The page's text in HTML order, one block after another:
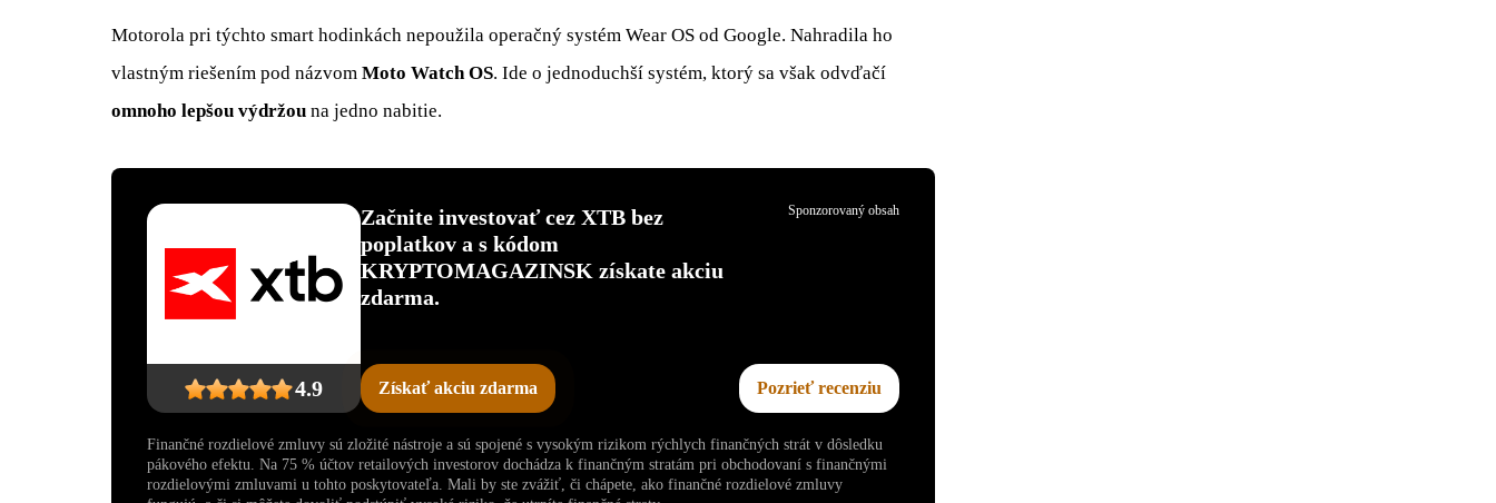
Motorola pri týchto smart hodinkách nepoužila operačný systém Wear OS od Google. Nahradila ho
vlastným riešením pod názvom Moto Watch OS. Ide o jednoduchší systém, ktorý sa však odvďačí
omnoho lepšou výdržou na jedno nabitie.
4.9
Začnite investovať cez XTB bez
poplatkov a s kódom
KRYPTOMAGAZINSK získate akciu
zdarma.
Získať akciu zdarma Pozrieť recenziu
Sponzorovaný obsah
Finančné rozdielové zmluvy sú zložité nástroje a sú spojené s vysokým rizikom rýchlych finančných strát v dôsledku
pákového efektu. Na 75 % účtov retailových investorov dochádza k finančným stratám pri obchodovaní s finančnými
rozdielovými zmluvami u tohto poskytovateľa. Mali by ste zvážiť, či chápete, ako finančné rozdielové zmluvy